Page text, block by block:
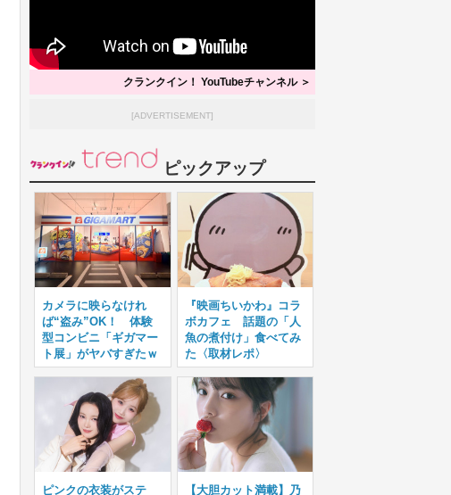
クランクイン！ YouTubeチャンネル ＞
[ADVERTISEMENT]
ピックアップ
カメラに映らなけれ
ば“盗み”OK！ 体験
型コンビニ「ギガマー
ト展」がヤバすぎたｗ
『映画ちいかわ』コラ
ボカフェ 話題の「人
魚の煮付け」食べてみ
た〈取材レポ〉
ピンクの衣装がステ 【大胆カット満載】乃